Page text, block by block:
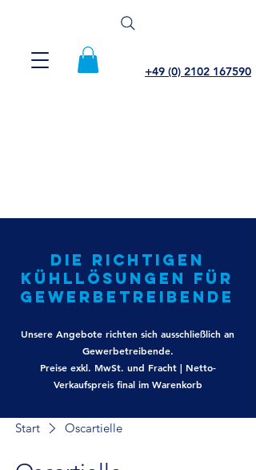
+49 (0) 2102 167590
die richtigen
KühllösungEn für
gewerbetreibende
Unsere Angebote richten sich ausschließlich an
Gewerbetreibende.
Preise exkl. MwSt. und Fracht | Netto-
Verkaufspreis final im Warenkorb
Start Oscartielle